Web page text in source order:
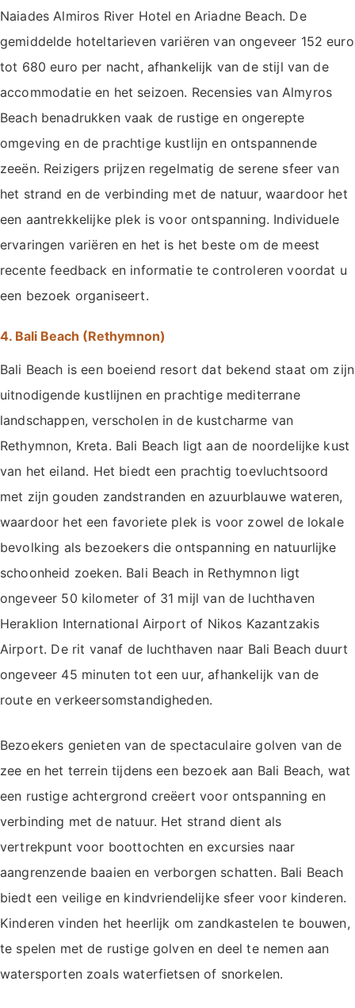
Naiades Almiros River Hotel en Ariadne Beach. De
gemiddelde hoteltarieven variëren van ongeveer 152 euro
tot 680 euro per nacht, afhankelijk van de stijl van de
accommodatie en het seizoen. Recensies van Almyros
Beach benadrukken vaak de rustige en ongerepte
omgeving en de prachtige kustlijn en ontspannende
zeeën. Reizigers prijzen regelmatig de serene sfeer van
het strand en de verbinding met de natuur, waardoor het
een aantrekkelijke plek is voor ontspanning. Individuele
ervaringen variëren en het is het beste om de meest
recente feedback en informatie te controleren voordat u
een bezoek organiseert.
4. Bali Beach (Rethymnon)
Bali Beach is een boeiend resort dat bekend staat om zijn
uitnodigende kustlijnen en prachtige mediterrane
landschappen, verscholen in de kustcharme van
Rethymnon, Kreta. Bali Beach ligt aan de noordelijke kust
van het eiland. Het biedt een prachtig toevluchtsoord
met zijn gouden zandstranden en azuurblauwe wateren,
waardoor het een favoriete plek is voor zowel de lokale
bevolking als bezoekers die ontspanning en natuurlijke
schoonheid zoeken. Bali Beach in Rethymnon ligt
ongeveer 50 kilometer of 31 mijl van de luchthaven
Heraklion International Airport of Nikos Kazantzakis
Airport. De rit vanaf de luchthaven naar Bali Beach duurt
ongeveer 45 minuten tot een uur, afhankelijk van de
route en verkeersomstandigheden.
Bezoekers genieten van de spectaculaire golven van de
zee en het terrein tijdens een bezoek aan Bali Beach, wat
een rustige achtergrond creëert voor ontspanning en
verbinding met de natuur. Het strand dient als
vertrekpunt voor boottochten en excursies naar
aangrenzende baaien en verborgen schatten. Bali Beach
biedt een veilige en kindvriendelijke sfeer voor kinderen.
Kinderen vinden het heerlijk om zandkastelen te bouwen,
te spelen met de rustige golven en deel te nemen aan
watersporten zoals waterfietsen of snorkelen.